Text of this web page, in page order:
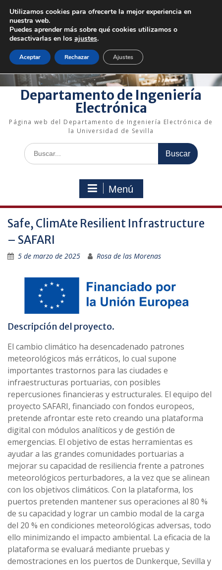
contenido
+34 954 48 73 72 electronica@us.es
Bienvenido a nuestro departamento!
Enlaces rápidos
Departamento de Ingeniería
Electrónica
Página web del Departamento de Ingeniería Electrónica de
la Universidad de Sevilla
Buscar:
Menú
Safe, ClimAte Resilient Infrastructure
– SAFARI
5 de marzo de 2025 Rosa de las Morenas
Descripción del proyecto.
El cambio climático ha desencadenado patrones
meteorológicos más erráticos, lo cual supone
importantes trastornos para las ciudades e
infraestructuras portuarias, con posibles
repercusiones financieras y estructurales. El equipo del
proyecto SAFARI, financiado con fondos europeos,
pretende afrontar este reto creando una plataforma
digital con módulos analíticos y de gestión de
emergencias. El objetivo de estas herramientas es
ayudar a las grandes comunidades portuarias a
mejorar su capacidad de resiliencia frente a patrones
meteorológicos perturbadores, a la vez que se alinean
con los objetivos climáticos. Con la plataforma, los
puertos pretenden mantener sus operaciones al 80 %
de su capacidad y lograr un cambio modal de la carga
del 20 % en condiciones meteorológicas adversas, todo
ello minimizando el impacto ambiental. La eficacia de la
plataforma se evaluará mediante pruebas y
demostraciones en los puertos de Dunkerque, Sevilla y
Utilizamos cookies para ofrecerte la mejor experiencia en
nuestra web.
Puedes aprender más sobre qué cookies utilizamos o
desactivarlas en los ajustes.
Aceptar Rechazar Ajustes